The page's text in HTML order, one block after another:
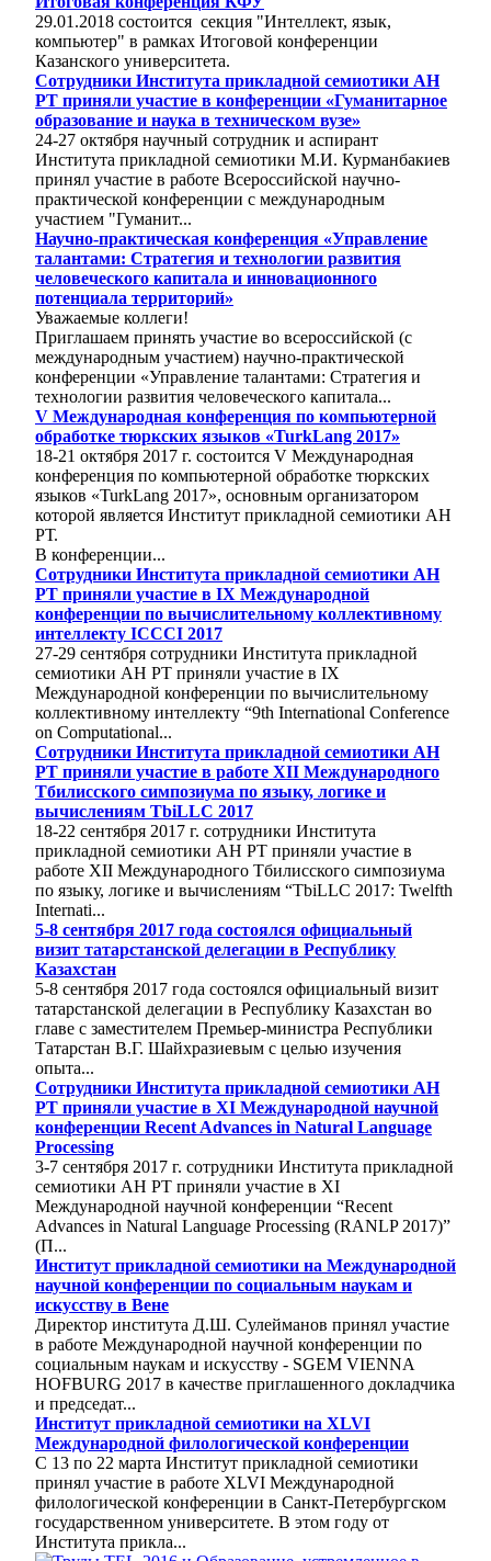
29.01.2018 состоится секция "Интеллект, язык,
компьютер" в рамках Итоговой конференции
Казанского университета.
Cотрудники Института прикладной семиотики АН
РТ приняли участие в конференции «Гуманитарное
образование и наука в техническом вузе»
24-27 октября научный сотрудник и аспирант
Института прикладной семиотики М.И. Курманбакиев
принял участие в работе Всероссийской научно-
практической конференции с международным
участием "Гуманит...
Научно-практическая конференция «Управление
талантами: Стратегия и технологии развития
человеческого капитала и инновационного
потенциала территорий»
Уважаемые коллеги!
Приглашаем принять участие во всероссийской (с
международным участием) научно-практической
конференции «Управление талантами: Стратегия и
технологии развития человеческого капитала...
V Международная конференция по компьютерной
обработке тюркских языков «TurkLang 2017»
18-21 октября 2017 г. состоится V Международная
конференция по компьютерной обработке тюркских
языков «TurkLang 2017», основным организатором
которой является Институт прикладной семиотики АН
РТ.
В конференции...
Cотрудники Института прикладной семиотики АН
РТ приняли участие в IX Международной
конференции по вычислительному коллективному
интеллекту ICCCI 2017
27-29 сентября сотрудники Института прикладной
семиотики АН РТ приняли участие в IX
Международной конференции по вычислительному
коллективному интеллекту “9th International Conference
on Computational...
Cотрудники Института прикладной семиотики АН
РТ приняли участие в работе XII Международного
Тбилисского симпозиума по языку, логике и
вычислениям TbiLLC 2017
18-22 сентября 2017 г. сотрудники Института
прикладной семиотики АН РТ приняли участие в
работе XII Международного Тбилисского симпозиума
по языку, логике и вычислениям “TbiLLC 2017: Twelfth
Internati...
5-8 сентября 2017 года состоялся официальный
визит татарстанской делегации в Республику
Казахстан
5-8 сентября 2017 года состоялся официальный визит
татарстанской делегации в Республику Казахстан во
главе с заместителем Премьер-министра Республики
Татарстан В.Г. Шайхразиевым с целью изучения
опыта...
Cотрудники Института прикладной семиотики АН
РТ приняли участие в XI Международной научной
конференции Recent Advances in Natural Language
Processing
3-7 сентября 2017 г. сотрудники Института прикладной
семиотики АН РТ приняли участие в XI
Международной научной конференции “Recent
Advances in Natural Language Processing (RANLP 2017)”
(П...
Институт прикладной семиотики на Международной
научной конференции по социальным наукам и
искусству в Вене
Директор института Д.Ш. Сулейманов принял участие
в работе Международной научной конференции по
социальным наукам и искусству - SGEM VIENNA
HOFBURG 2017 в качестве приглашенного докладчика
и председат...
Институт прикладной семиотики на XLVI
Международной филологической конференции
С 13 по 22 марта Институт прикладной семиотики
принял участие в работе XLVI Международной
филологической конференции в Санкт-Петербургском
государственном университете. В этом году от
Института прикла...